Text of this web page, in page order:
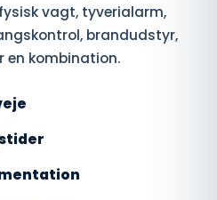
vagt, tyverialarm,
brandudstyr,
en kombination.